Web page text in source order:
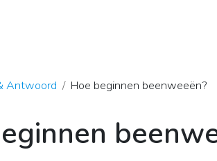
Antwoord Hoe beginnen beenweeën?